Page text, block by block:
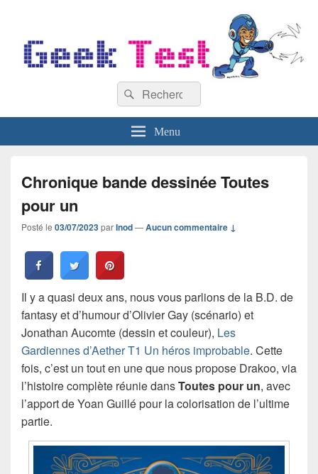
Recherche :
Rechercher
Menu
Chronique bande dessinée Toutes
pour un
Posté le 03/07/2023parInod—Aucun commentaire ↓
Il y a quasi deux ans, nous vous parlions de la B.D. de
fantasy et d’humour d’Olivier Gay (scénario) et
Jonathan Aucomte (dessin et couleur), Les
Gardiennes d’Aether T1 Un héros improbable. Cette
fois, c’est un tout en une que nous propose Drakoo, via
l’histoire complète réunie dansToutes pour un, avec
l’apport de Yoan Guillé pour la colorisation de l’ultime
partie.